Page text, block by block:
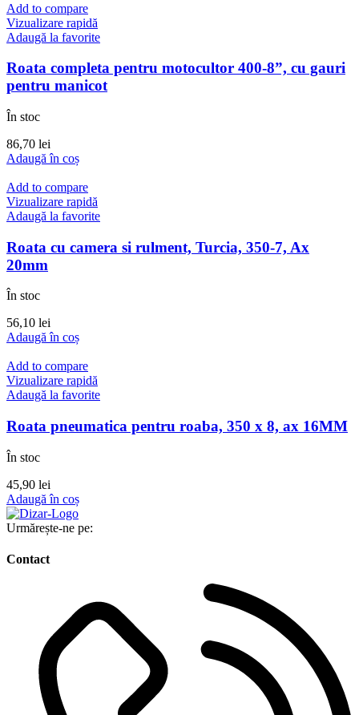
Add to compare
Vizualizare rapidă
Adaugă la favorite
Roata completa pentru motocultor 400-8”, cu gauri
pentru manicot
În stoc
86,70 lei
Adaugă în coș
Add to compare
Vizualizare rapidă
Adaugă la favorite
Roata cu camera si rulment, Turcia, 350-7, Ax
20mm
În stoc
56,10 lei
Adaugă în coș
Add to compare
Vizualizare rapidă
Adaugă la favorite
Roata pneumatica pentru roaba, 350 x 8, ax 16MM
În stoc
45,90 lei
Adaugă în coș
Urmărește-ne pe:
Contact